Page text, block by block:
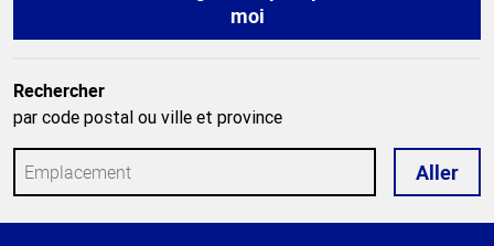
moi
Rechercher
par code postal ou ville et province
Aller